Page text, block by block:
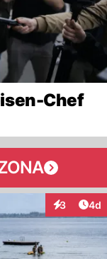
Chef
3 4d